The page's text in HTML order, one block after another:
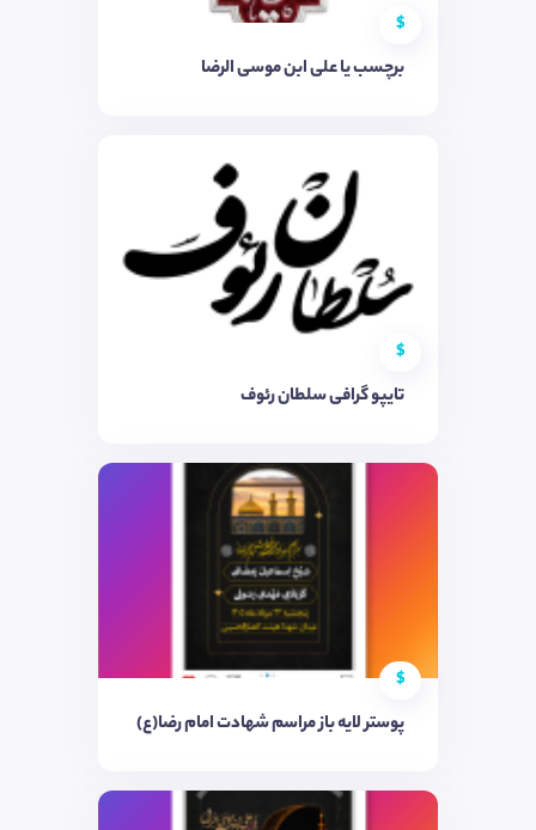
$
برچسب یا علی ابن موسی الرضا
$
تایپو گرافی سلطان رئوف
$
پوستر لایه باز مراسم شهادت امام رضا(ع)